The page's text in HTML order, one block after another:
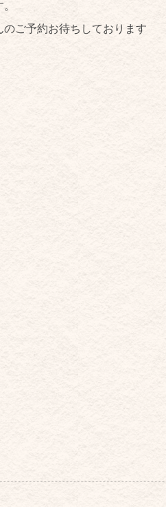
のご予約お待ちしております